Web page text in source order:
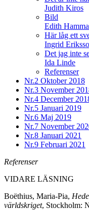
Judith Kiros
Bild
Edith
Här låg ett
Ingrid
Det jag inte
Ida Linde
Referenser
Nr.2 Oktober 2018
Nr.3 November
Nr.4 December
Nr.5 Januari 2019
Nr.6 Maj 2019
Nr.7 November
Nr.8 Januari 2021
Nr.9 Februari 2021
Referenser
VIDARE LÄSNING
Boëthius, Maria-Pia,
världskriget, Stockholm: